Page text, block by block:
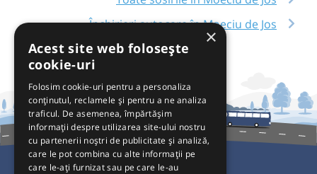
Închirieri autocare în Moeciu de Jos
×
Acest site web folosește
cookie-uri
Folosim cookie-uri pentru a personaliza
conținutul, reclamele și pentru a ne analiza
traficul. De asemenea, împărtășim
informații despre utilizarea site-ului nostru
cu partenerii noștri de publicitate și analiză,
care le pot combina cu alte informații pe
care le-ați furnizat sau pe care le-au